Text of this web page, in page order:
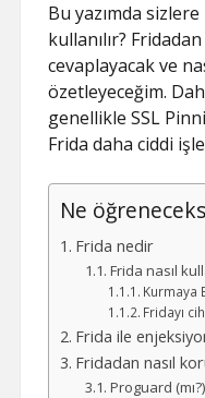
Bu yazımda
kullanılır?
cevaplayacak ve
özetleyeceğim.
genellikle SSL
Frida daha ciddi
Ne
Frida nedir
Frida nasıl
Kurmaya
Fridayı
Frida ile
Fridadan nasıl
Proguard (mı?)